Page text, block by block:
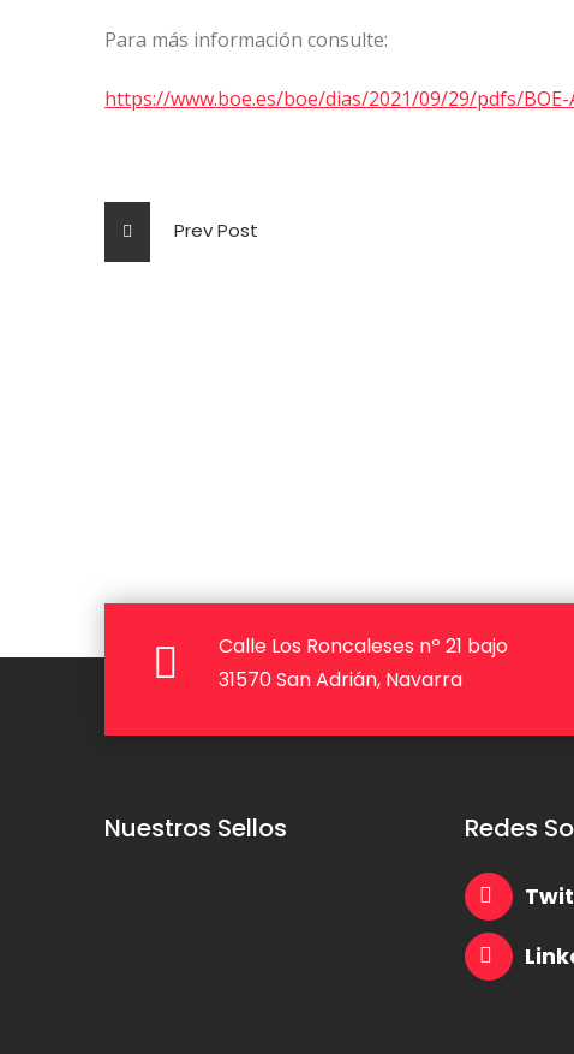
Para más información consulte:
https://www.boe.es/boe/dias/2021/09/29/pdfs/BOE-
Prev Post
Calle Los Roncaleses nº 21 bajo
31570 San Adrián, Navarra
Nuestros Sellos Redes